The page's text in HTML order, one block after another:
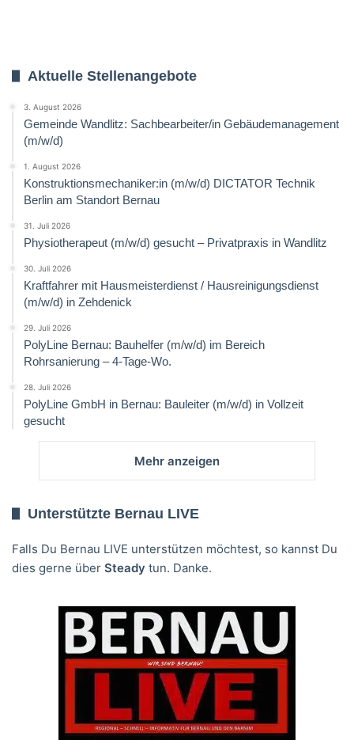
Aktuelle Stellenangebote
3. August 2026
Gemeinde Wandlitz: Sachbearbeiter/in Gebäudemanagement
(m/w/d)
1. August 2026
Konstruktionsmechaniker:in (m/w/d) DICTATOR Technik
Berlin am Standort Bernau
31. Juli 2026
Physiotherapeut (m/w/d) gesucht – Privatpraxis in Wandlitz
30. Juli 2026
Kraftfahrer mit Hausmeisterdienst / Hausreinigungsdienst
(m/w/d) in Zehdenick
29. Juli 2026
PolyLine Bernau: Bauhelfer (m/w/d) im Bereich
Rohrsanierung – 4-Tage-Wo.
28. Juli 2026
PolyLine GmbH in Bernau: Bauleiter (m/w/d) in Vollzeit
gesucht
Mehr anzeigen
Unterstützte Bernau LIVE
Falls Du Bernau LIVE unterstützen möchtest, so kannst Du
dies gerne über Steady tun. Danke.